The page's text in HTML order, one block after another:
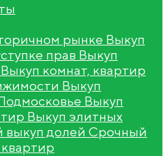
рынке Выкуп
прав Выкуп
Выкуп комнат, квартир
Выкуп
Выкуп
Выкуп элитных
долей Срочный